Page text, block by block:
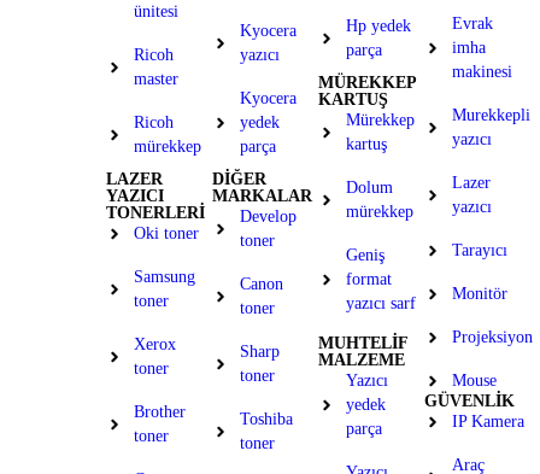
ünitesi
Ricoh
master
Ricoh
mürekkep
LAZER
YAZICI
TONERLERİ
Oki toner
Samsung
toner
Xerox
toner
Brother
toner
Kyocera
yazıcı
Kyocera
yedek
parça
DİĞER
MARKALAR
Develop
toner
Canon
toner
Sharp
toner
Toshiba
toner
Hp yedek
parça
MÜREKKEP
KARTUŞ
Mürekkep
kartuş
Dolum
mürekkep
Geniş
format
yazıcı sarf
MUHTELİF
MALZEME
Yazıcı
yedek
parça
Evrak
imha
makinesi
Murekkepli
yazıcı
Lazer
yazıcı
Tarayıcı
Monitör
Projeksiyon
Mouse
GÜVENLİK
IP Kamera
Araç